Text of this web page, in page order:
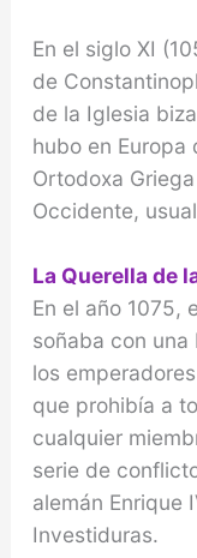
En el siglo XI
de
de la Iglesia
hubo en Europa
Ortodoxa
Occidente,
La Querella de
En el año 1075,
soñaba con
los
que prohibía a
cualquier
serie de
alemán Enrique
Investiduras.